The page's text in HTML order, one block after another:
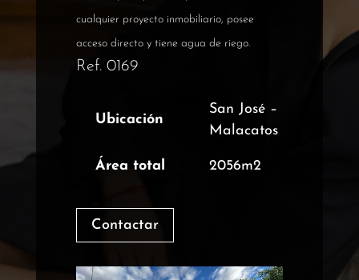
cualquier proyecto inmobiliario, posee
acceso directo y tiene agua de riego.
Ref. 0169
Ubicación
San José –
Malacatos
Área total 2056m2
Contactar